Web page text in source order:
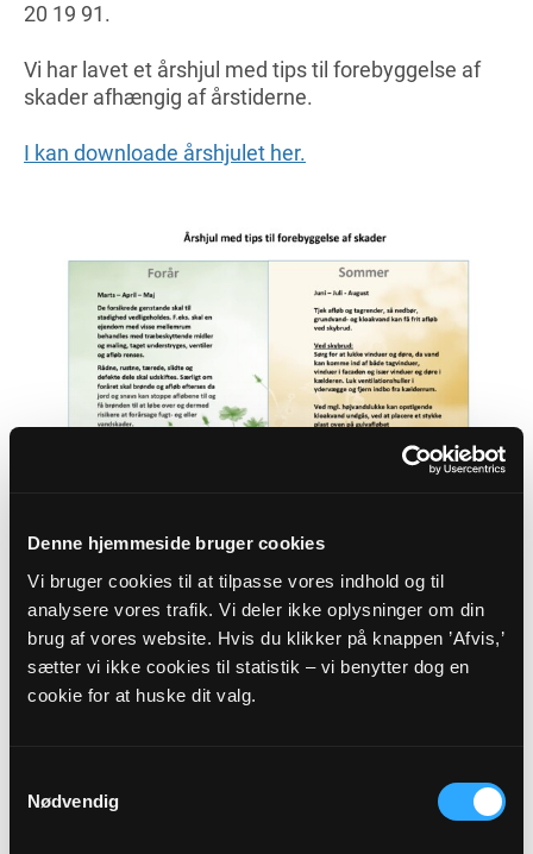
Denne hjemmeside bruger cookies
Vi bruger cookies til at tilpasse vores indhold og til
analysere vores trafik. Vi deler ikke oplysninger om din
brug af vores website. Hvis du klikker på knappen ’Afvis,’
sætter vi ikke cookies til statistik – vi benytter dog en
cookie for at huske dit valg.
Nødvendig
20 19 91.
Vi har lavet et årshjul med tips til forebyggelse af
skader afhængig af årstiderne.
I kan downloade årshjulet her.